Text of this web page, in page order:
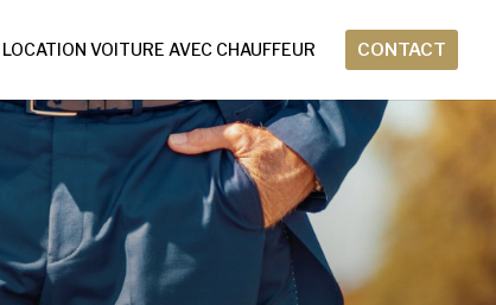
LOCATION VOITURE AVEC CHAUFFEUR CONTACT